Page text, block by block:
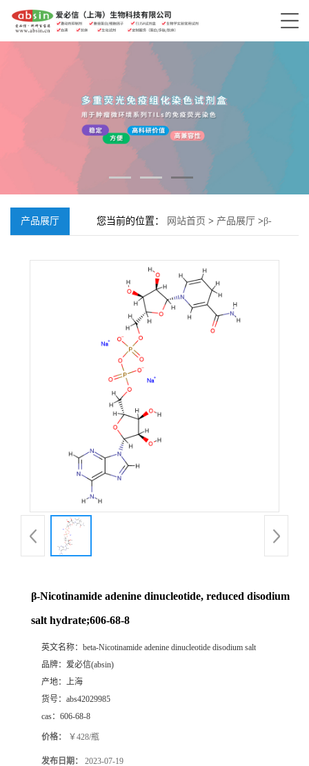
产品展厅 您当前的位置： 网站首页 > 产品展厅 >β-
disodium salt hydrate;606-68-8
β-Nicotinamide adenine dinucleotide, reduced disodium
salt hydrate;606-68-8
英文名称： beta-Nicotinamide adenine dinucleotide disodium salt
品牌： 爱必信(absin)
产地： 上海
货号： abs42029985
cas： 606-68-8
价格： ￥428/瓶
发布日期： 2023-07-19